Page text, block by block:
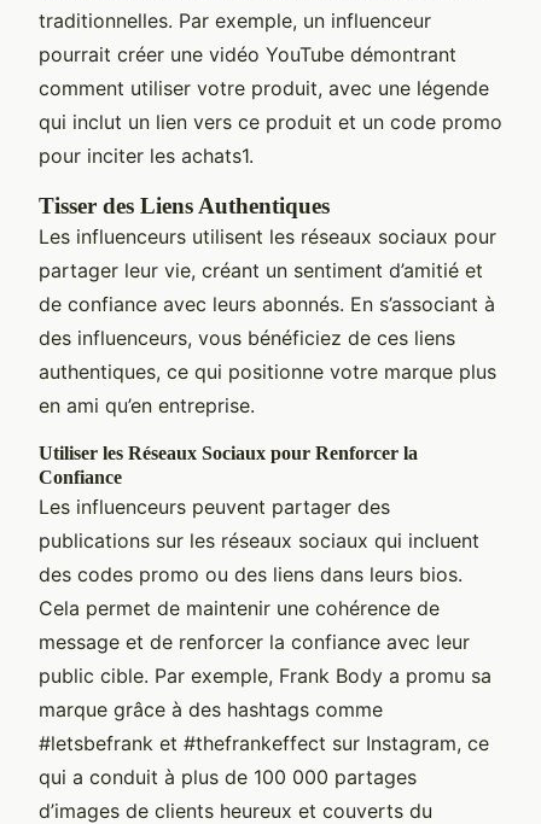
traditionnelles. Par exemple, un influenceur
pourrait créer une vidéo YouTube démontrant
comment utiliser votre produit, avec une légende
qui inclut un lien vers ce produit et un code promo
pour inciter les achats1.
Tisser des Liens Authentiques
Les influenceurs utilisent les réseaux sociaux pour
partager leur vie, créant un sentiment d’amitié et
de confiance avec leurs abonnés. En s’associant à
des influenceurs, vous bénéficiez de ces liens
authentiques, ce qui positionne votre marque plus
en ami qu’en entreprise.
Utiliser les Réseaux Sociaux pour Renforcer la
Confiance
Les influenceurs peuvent partager des
publications sur les réseaux sociaux qui incluent
des codes promo ou des liens dans leurs bios.
Cela permet de maintenir une cohérence de
message et de renforcer la confiance avec leur
public cible. Par exemple, Frank Body a promu sa
marque grâce à des hashtags comme
#letsbefrank et #thefrankeffect sur Instagram, ce
qui a conduit à plus de 100 000 partages
d’images de clients heureux et couverts du